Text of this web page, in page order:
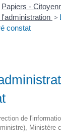
Papiers -
>
constat
de
Ministère